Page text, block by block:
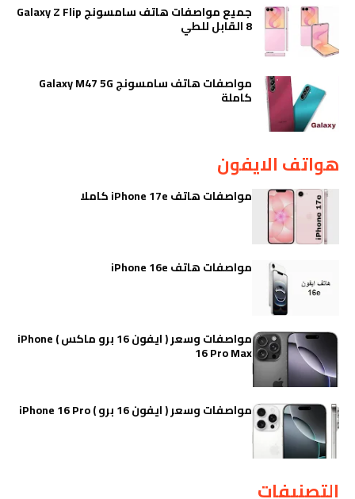
جميع مواصفات هاتف سامسونج Galaxy Z Flip
8 القابل للطي
مواصفات هاتف سامسونج Galaxy M47 5G
كاملة
هواتف الايفون
مواصفات هاتف iPhone 17e كاملا
مواصفات هاتف iPhone 16e
مواصفات وسعر ( ايفون 16 برو ماكس ) iPhone
16 Pro Max
مواصفات وسعر ( ايفون 16 برو ) iPhone 16 Pro
التصنيفات